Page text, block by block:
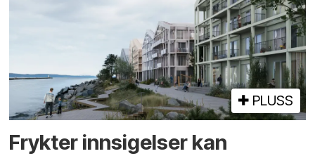
PLUSS
Frykter innsigelser kan